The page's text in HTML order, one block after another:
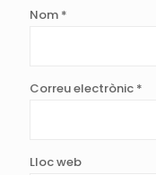
Nom *
Correu electrònic *
Lloc web